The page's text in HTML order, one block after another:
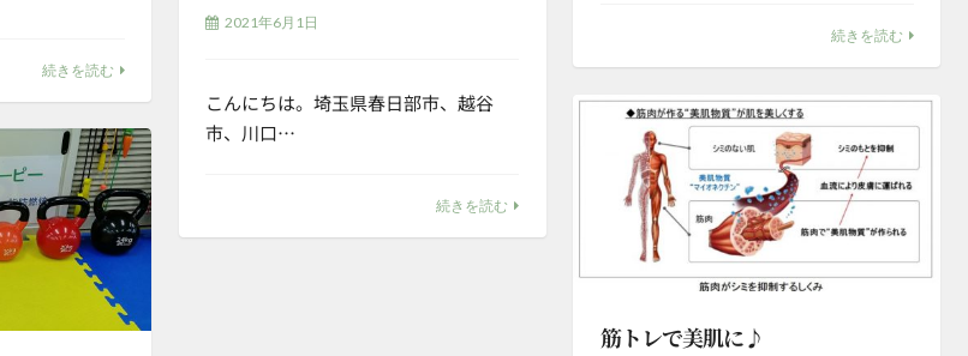
続きを読む
続きを読む
2021年6月1日
こんにちは。埼玉県春日部市、越谷
市、川口…
続きを読む
筋トレで美肌に♪